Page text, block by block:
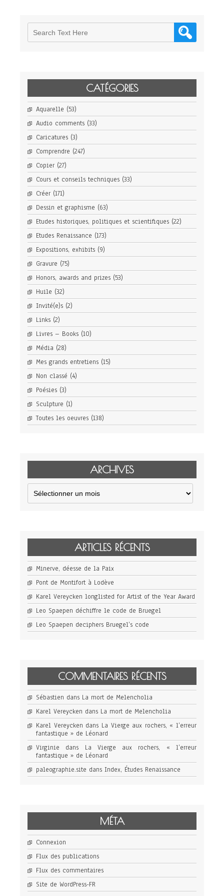
CATÉGORIES
Aquarelle (53)
Audio comments (33)
Caricatures (3)
Comprendre (247)
Copier (27)
Cours et conseils techniques (33)
Créer (171)
Dessin et graphisme (63)
Etudes historiques, politiques et scientifiques (22)
Etudes Renaissance (173)
Expositions, exhibits (9)
Gravure (75)
Honors, awards and prizes (53)
Huile (32)
Invité(e)s (2)
Links (2)
Livres – Books (10)
Média (28)
Mes grands entretiens (15)
Non classé (4)
Poésies (3)
Sculpture (1)
Toutes les oeuvres (138)
ARCHIVES
Archives
ARTICLES RÉCENTS
Minerve, déesse de la Paix
Pont de Montifort à Lodève
Karel Vereycken longlisted for Artist of the Year Award
Leo Spaepen déchiffre le code de Bruegel
Leo Spaepen deciphers Bruegel’s code
COMMENTAIRES RÉCENTS
Sébastien dans La mort de Melencholia
Karel Vereycken dans La mort de Melencholia
Karel Vereycken dans La Vierge aux rochers, « l’erreur
fantastique » de Léonard
Virginie dans La Vierge aux rochers, « l’erreur
fantastique » de Léonard
paleographie.site dans Index, Études Renaissance
MÉTA
Connexion
Flux des publications
Flux des commentaires
Site de WordPress-FR